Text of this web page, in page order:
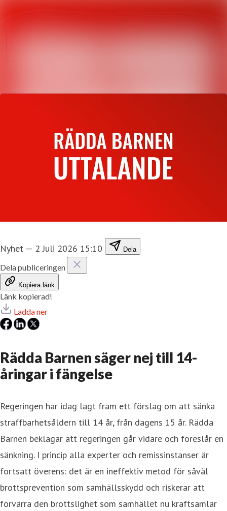
Nyhetsarkiv
Sök i
Nyhet — 2 Juli 2026 15:10 Dela
Dela publiceringen
Kopiera länk
Länk kopierad!
Ladda ner
Rädda Barnen säger nej till 14-
åringar i fängelse
Regeringen har idag lagt fram ett förslag om att sänka
straffbarhetsåldern till 14 år, från dagens 15 år. Rädda
Barnen beklagar att regeringen går vidare och föreslår en
sänkning. I princip alla experter och remissinstanser är
fortsatt överens: det är en ineffektiv metod för såväl
brottsprevention som samhällsskydd och riskerar att
förvärra den brottslighet som samhället nu kraftsamlar